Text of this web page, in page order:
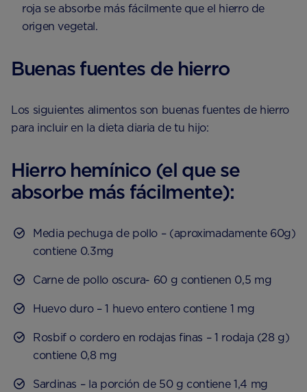
roja se absorbe más fácilmente que el hierro de
origen vegetal.
Buenas fuentes de hierro
Los siguientes alimentos son buenas fuentes de hierro
para incluir en la dieta diaria de tu hijo:
Hierro hemínico (el que se
absorbe más fácilmente):
Media pechuga de pollo – (aproximadamente 60g)
contiene 0.3mg
Carne de pollo oscura- 60 g contienen 0,5 mg
Huevo duro – 1 huevo entero contiene 1 mg
Rosbif o cordero en rodajas finas – 1 rodaja (28 g)
contiene 0,8 mg
Sardinas – la porción de 50 g contiene 1,4 mg